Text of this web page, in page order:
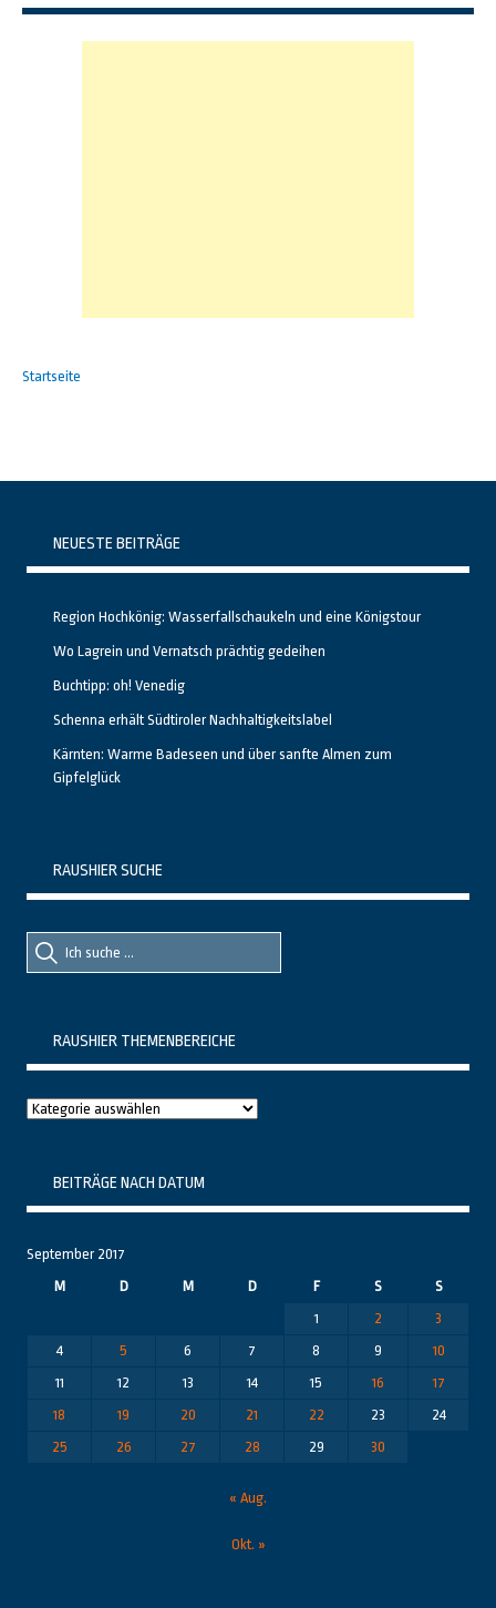
Startseite
NEUESTE BEITRÄGE
Region Hochkönig: Wasserfallschaukeln und eine Königstour
Wo Lagrein und Vernatsch prächtig gedeihen
Buchtipp: oh! Venedig
Schenna erhält Südtiroler Nachhaltigkeitslabel
Kärnten: Warme Badeseen und über sanfte Almen zum
Gipfelglück
RAUSHIER SUCHE
Suche
nach::
Suche
nach:
RAUSHIER THEMENBEREICHE
Raushier
BEITRÄGE NACH DATUM
September 2017
M
D M D F S
S
1
2
3
4
5 6 7 8 9
10
11
12 13 14 15 16
17
18
19 20 21 22 23
24
25
26 27 28 29 30
« Aug.
Okt. »